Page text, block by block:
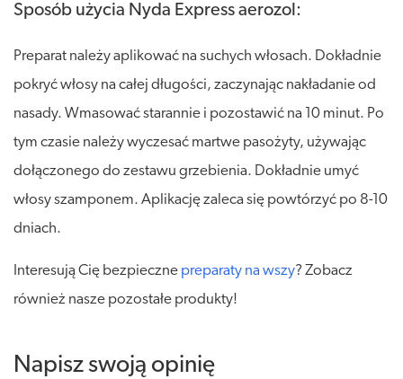
Sposób użycia Nyda Express aerozol:
Preparat należy aplikować na suchych włosach. Dokładnie
pokryć włosy na całej długości, zaczynając nakładanie od
nasady. Wmasować starannie i pozostawić na 10 minut. Po
tym czasie należy wyczesać martwe pasożyty, używając
dołączonego do zestawu grzebienia. Dokładnie umyć
włosy szamponem. Aplikację zaleca się powtórzyć po 8-10
dniach.
Interesują Cię bezpieczne preparaty na wszy? Zobacz
również nasze pozostałe produkty!
Napisz swoją opinię